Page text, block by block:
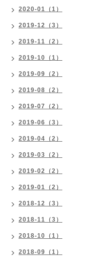
2020-01（1）
2019-12（3）
2019-11（2）
2019-10（1）
2019-09（2）
2019-08（2）
2019-07（2）
2019-06（3）
2019-04（2）
2019-03（2）
2019-02（2）
2019-01（2）
2018-12（3）
2018-11（3）
2018-10（1）
2018-09（1）